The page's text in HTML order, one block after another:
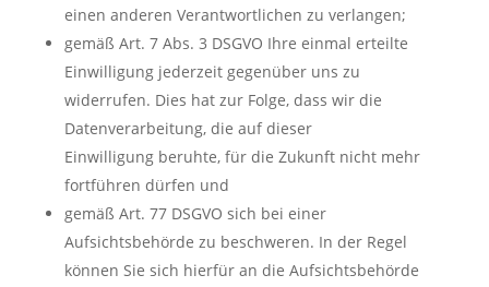
einen anderen Verantwortlichen zu verlangen;
gemäß Art. 7 Abs. 3 DSGVO Ihre einmal erteilte
Einwilligung jederzeit gegenüber uns zu
widerrufen. Dies hat zur Folge, dass wir die
Datenverarbeitung, die auf dieser
Einwilligung beruhte, für die Zukunft nicht mehr
fortführen dürfen und
gemäß Art. 77 DSGVO sich bei einer
Aufsichtsbehörde zu beschweren. In der Regel
können Sie sich hierfür an die Aufsichtsbehörde